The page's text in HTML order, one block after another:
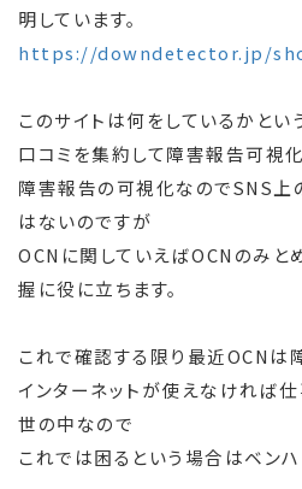
明しています。
https://downdetector.jp/
このサイトは何をしているかとい
口コミを集約して障害報告可視化
障害報告の可視化なのでSNS上
はないのですが
OCNに関していえばOCNのみと
握に役に立ちます。
これで確認する限り最近OCNは
インターネットが使えなければ
世の中なので
これでは困るという場合はベンハ